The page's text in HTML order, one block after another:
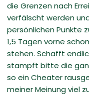
die Grenzen nach
verfälscht werden
persönlichen Punkte
1,5 Tagen vorne
stehen. Schafft
stampft bitte die
so ein Cheater
meiner Meinung viel